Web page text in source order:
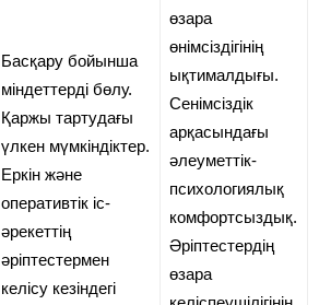
Басқару бойынша
міндеттерді бөлу.
Қаржы тартудағы
үлкен мүмкіндіктер.
Еркін және
оперативтік іс-
әрекеттің
әріптестермен
келісу кезіндегі
өзара
өнімсіздігінің
ықтималдығы.
Сенімсіздік
арқасындағы
әлеуметтік-
психологиялық
комфортсыздық.
Әріптестердің
өзара